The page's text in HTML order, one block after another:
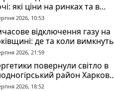
які ціни на ринках та в
2026, 10:53
відключення газу на
де та коли вимкнуть
2026, 21:59
повернули світло в
район Харкова
ворожого обстрілу
2026, 18:52